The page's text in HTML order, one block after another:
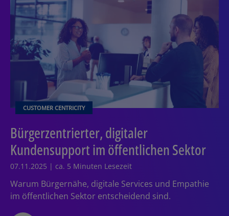
CUSTOMER CENTRICITY
Bürgerzentrierter, digitaler
Kundensupport im öffentlichen Sektor
07.11.2025 | ca. 5 Minuten Lesezeit
Warum Bürgernähe, digitale Services und Empathie
im öffentlichen Sektor entscheidend sind.